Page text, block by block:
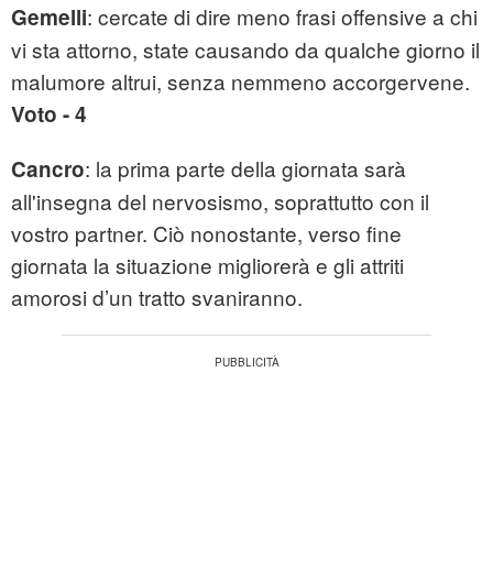
Gemelli: cercate di dire meno frasi offensive a chi
vi sta attorno, state causando da qualche giorno il
malumore altrui, senza nemmeno accorgervene.
Voto - 4
Cancro: la prima parte della giornata sarà
all'insegna del nervosismo, soprattutto con il
vostro partner. Ciò nonostante, verso fine
giornata la situazione migliorerà e gli attriti
amorosi d’un tratto svaniranno.